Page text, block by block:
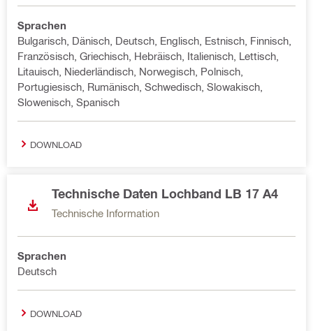
Sprachen
Bulgarisch, Dänisch, Deutsch, Englisch, Estnisch, Finnisch,
Französisch, Griechisch, Hebräisch, Italienisch, Lettisch,
Litauisch, Niederländisch, Norwegisch, Polnisch,
Portugiesisch, Rumänisch, Schwedisch, Slowakisch,
Slowenisch, Spanisch
DOWNLOAD
Technische Daten Lochband LB 17 A4
Technische Information
Sprachen
Deutsch
DOWNLOAD